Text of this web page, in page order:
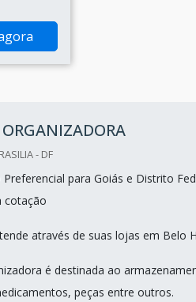
- DF
para Goiás e Distrito
cotação
através de suas lojas em Belo
é destinada ao
peças entre outros.